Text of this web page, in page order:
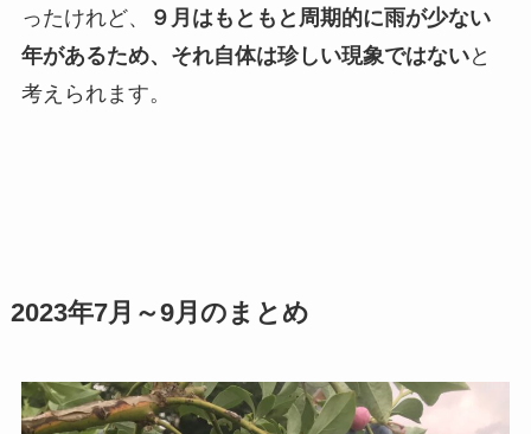
ったけれど、
９月はもともと周期的に雨が少ない
年があるため、それ自体は珍しい現象ではないと
考えられます。
2023年7月～9月のまとめ